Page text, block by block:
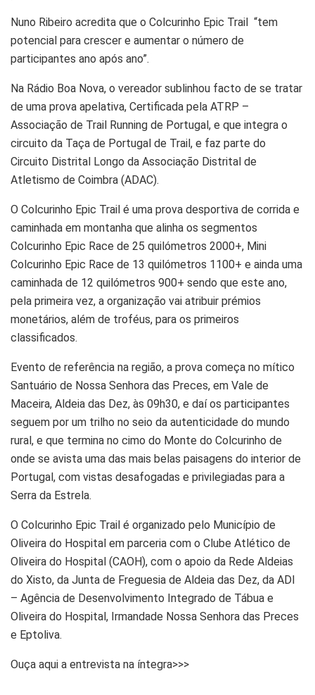
Nuno Ribeiro acredita que o Colcurinho Epic Trail “tem
potencial para crescer e aumentar o número de
participantes ano após ano”.
Na Rádio Boa Nova, o vereador sublinhou facto de se tratar
de uma prova apelativa, Certificada pela ATRP –
Associação de Trail Running de Portugal, e que integra o
circuito da Taça de Portugal de Trail, e faz parte do
Circuito Distrital Longo da Associação Distrital de
Atletismo de Coimbra (ADAC).
O Colcurinho Epic Trail é uma prova desportiva de corrida e
caminhada em montanha que alinha os segmentos
Colcurinho Epic Race de 25 quilómetros 2000+, Mini
Colcurinho Epic Race de 13 quilómetros 1100+ e ainda uma
caminhada de 12 quilómetros 900+ sendo que este ano,
pela primeira vez, a organização vai atribuir prémios
monetários, além de troféus, para os primeiros
classificados.
Evento de referência na região, a prova começa no mítico
Santuário de Nossa Senhora das Preces, em Vale de
Maceira, Aldeia das Dez, às 09h30, e daí os participantes
seguem por um trilho no seio da autenticidade do mundo
rural, e que termina no cimo do Monte do Colcurinho de
onde se avista uma das mais belas paisagens do interior de
Portugal, com vistas desafogadas e privilegiadas para a
Serra da Estrela.
O Colcurinho Epic Trail é organizado pelo Município de
Oliveira do Hospital em parceria com o Clube Atlético de
Oliveira do Hospital (CAOH), com o apoio da Rede Aldeias
do Xisto, da Junta de Freguesia de Aldeia das Dez, da ADI
– Agência de Desenvolvimento Integrado de Tábua e
Oliveira do Hospital, Irmandade Nossa Senhora das Preces
e Eptoliva.
Ouça aqui a entrevista na íntegra>>>